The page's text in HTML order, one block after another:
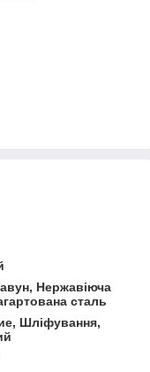
Нержавіюча
сталь
Шліфування,